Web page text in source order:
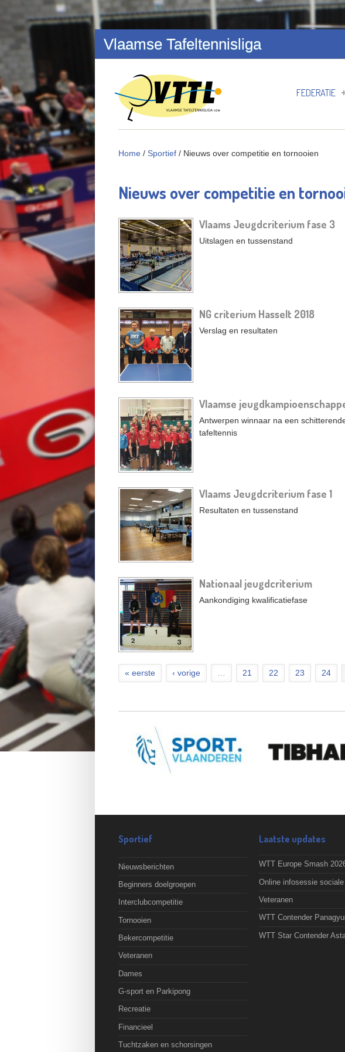
Overslaan en naar de inhoud gaan
Vlaamse Tafeltennisliga
FEDERATIE
Home / Sportief / Nieuws over competitie en tornooien
Nieuws over competitie en
Vlaams Jeugdcriterium fase 3
Uitslagen en tussenstand
NG criterium Hasselt 2018
Verslag en resultaten
Vlaamse
Antwerpen winnaar na een
tafeltennis
Vlaams Jeugdcriterium fase 1
Resultaten en tussenstand
Nationaal jeugdcriterium
Aankondiging kwalificatiefase
Pagina's
« eerste ‹ vorige … 21 22 23 24
Sportief
Nieuwsberichten
Beginners doelgroepen
Interclubcompetitie
Tornooien
Bekercompetitie
Veteranen
Dames
G-sport en Parkipong
Recreatie
Financieel
Tuchtzaken en schorsingen
Laatste updates
WTT Europe Smash
Online infosessie
Veteranen
WTT Contender
WTT Star Contender